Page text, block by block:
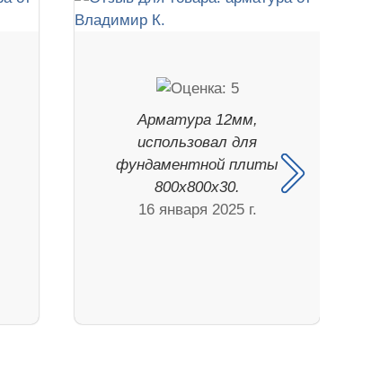
Арматура 12мм,
использовал для
фундаментной плиты
800х800х30.
16 января 2025 г.